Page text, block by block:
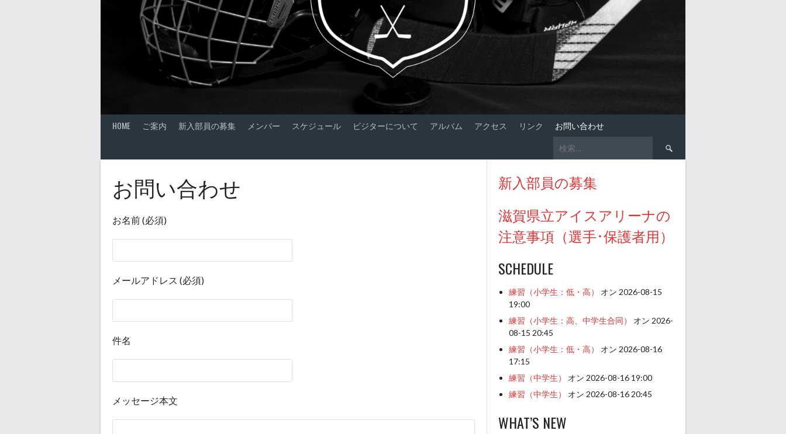
HOME ご案内 新入部員の募集 メンバー スケジュール ビジターについて アルバム アクセス リンク お問い合わせ
索:
お問い合わせ
お名前 (必須)
メールアドレス (必須)
件名
メッセージ本文
新入部員の募集
滋賀県立アイスアリーナの
注意事項（選手･保護者用）
SCHEDULE
練習（小学生：低・高）
オン 2026-08-15
19:00
練習（小学生：高、中学生合同）
オン 2026-
08-15 20:45
練習（小学生：低・高）
オン 2026-08-16
17:15
練習（中学生）
オン 2026-08-16 19:00
練習（中学生）
オン 2026-08-16 20:45
WHAT’S NEW